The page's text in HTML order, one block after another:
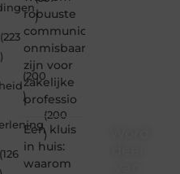
)
(223
)
(200
)
(200
)
(126
robuuste
communicatiemiddelen
onmisbaar
zijn voor
zakelijke
professio
Een kluis
in huis:
waarom